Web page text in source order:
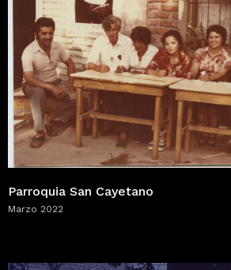
Parroquia San Cayetano
Marzo 2022